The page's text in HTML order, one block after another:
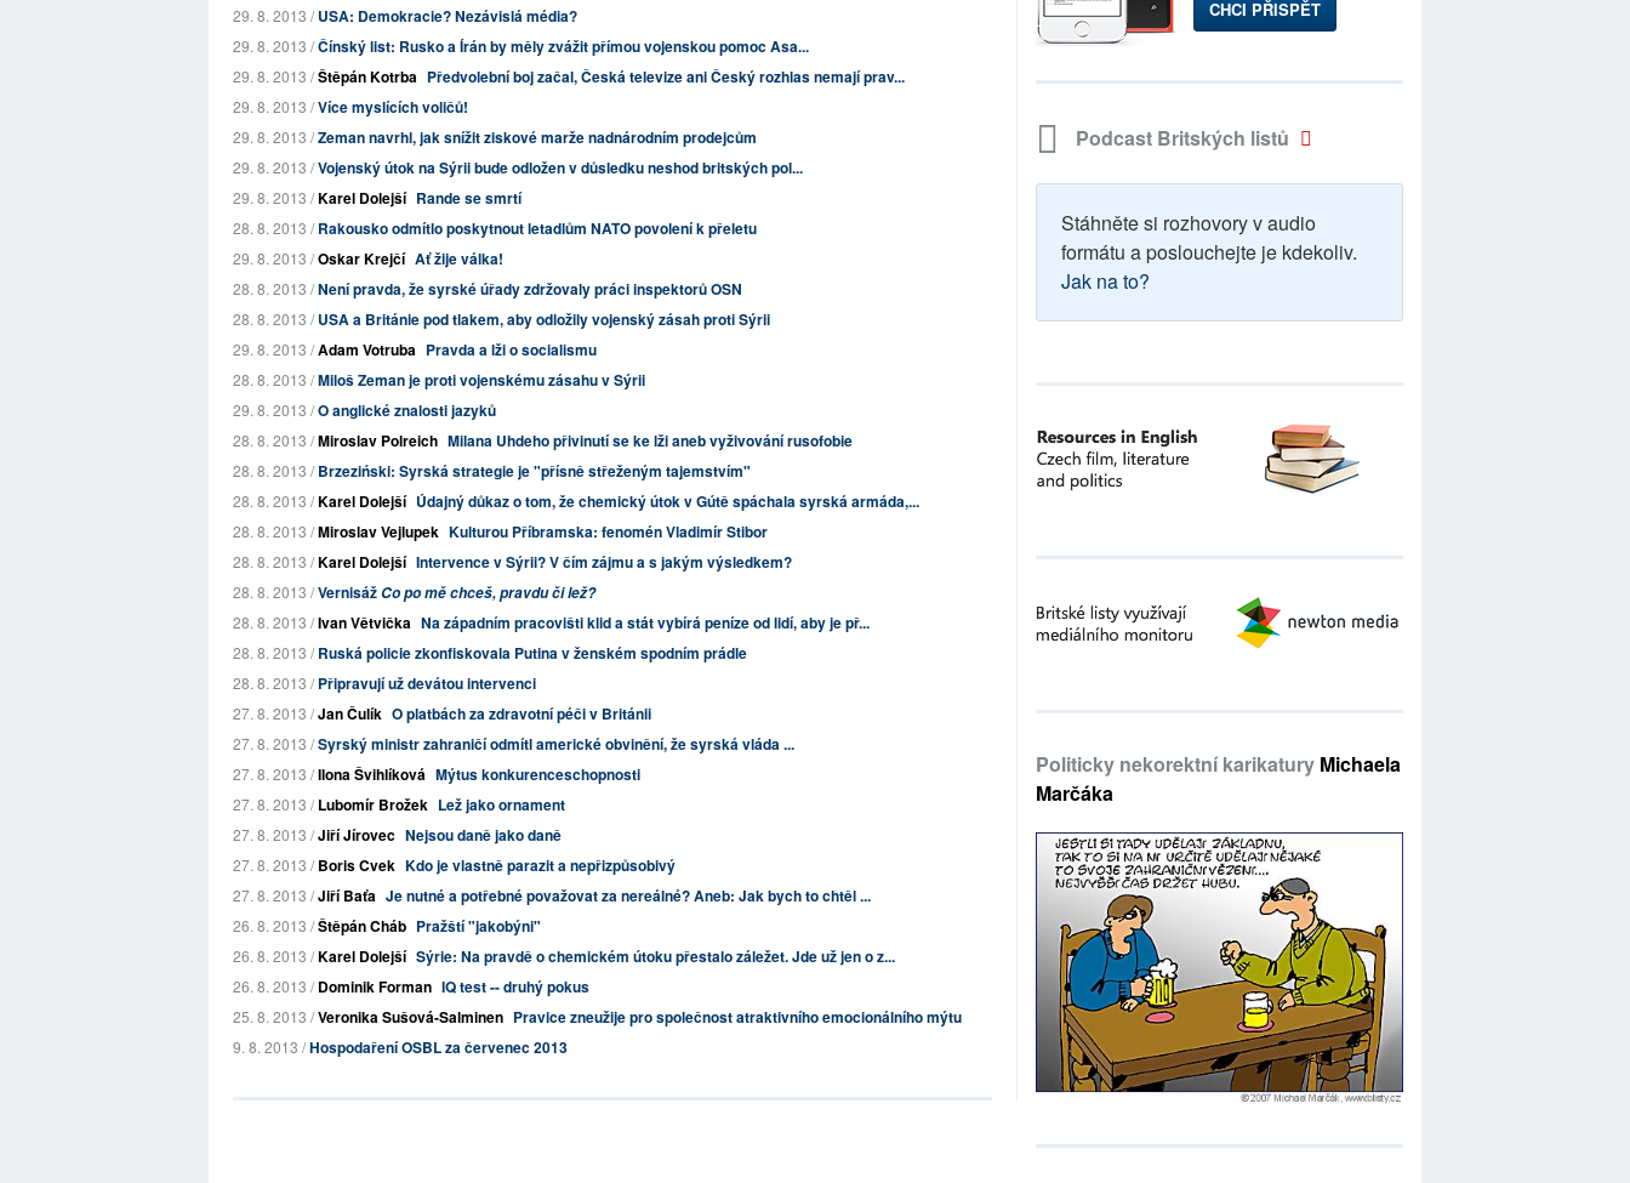
29. 8. 2013 /USA: Demokracie? Nezávislá média?
29. 8. 2013 /Čínský list: Rusko a Írán by měly zvážit přímou vojenskou pomoc Asa...
29. 8. 2013 /Štěpán Kotrba Předvolební boj začal, Česká televize ani Český rozhlas nemají prav...
29. 8. 2013 /Více myslících voličů!
29. 8. 2013 /Zeman navrhl, jak snížit ziskové marže nadnárodním prodejcům
29. 8. 2013 /Vojenský útok na Sýrii bude odložen v důsledku neshod britských pol...
29. 8. 2013 /Karel Dolejší Rande se smrtí
28. 8. 2013 /Rakousko odmítlo poskytnout letadlům NATO povolení k přeletu
29. 8. 2013 /Oskar Krejčí Ať žije válka!
28. 8. 2013 /Není pravda, že syrské úřady zdržovaly práci inspektorů OSN
28. 8. 2013 /USA a Británie pod tlakem, aby odložily vojenský zásah proti Sýrii
29. 8. 2013 /Adam Votruba Pravda a lži o socialismu
28. 8. 2013 /Miloš Zeman je proti vojenskému zásahu v Sýrii
29. 8. 2013 /O anglické znalosti jazyků
28. 8. 2013 /Miroslav Polreich Milana Uhdeho přivinutí se ke lži aneb vyživování rusofobie
28. 8. 2013 /Brzeziński: Syrská strategie je "přísně střeženým tajemstvím"
28. 8. 2013 /Karel Dolejší Údajný důkaz o tom, že chemický útok v Gútě spáchala syrská armáda,...
28. 8. 2013 /Miroslav Vejlupek Kulturou Příbramska: fenomén Vladimír Stibor
28. 8. 2013 /Karel Dolejší Intervence v Sýrii? V čím zájmu a s jakým výsledkem?
28. 8. 2013 /VernisážCo po mě chceš, pravdu či lež?
28. 8. 2013 /Ivan Větvička Na západním pracovišti klid a stát vybírá peníze od lidí, aby je př...
28. 8. 2013 /Ruská policie zkonfiskovala Putina v ženském spodním prádle
28. 8. 2013 /Připravují už devátou intervenci
27. 8. 2013 /Jan Čulík O platbách za zdravotní péči v Británii
27. 8. 2013 /Syrský ministr zahraničí odmítl americké obvinění, že syrská vláda ...
27. 8. 2013 /Ilona Švihlíková Mýtus konkurenceschopnosti
27. 8. 2013 /Lubomír Brožek Lež jako ornament
27. 8. 2013 /Jiří Jírovec Nejsou daně jako daně
27. 8. 2013 /Boris Cvek Kdo je vlastně parazit a nepřizpůsobivý
27. 8. 2013 /Jiří Baťa Je nutné a potřebné považovat za nereálné? Aneb: Jak bych to chtěl ...
26. 8. 2013 /Štěpán Cháb Pražští "jakobýni"
26. 8. 2013 /Karel Dolejší Sýrie: Na pravdě o chemickém útoku přestalo záležet. Jde už jen o z...
26. 8. 2013 /Dominik Forman IQ test -- druhý pokus
25. 8. 2013 /Veronika Sušová-Salminen Pravice zneužije pro společnost atraktivního emocionálního mýtu
9. 8. 2013 /Hospodaření OSBL za červenec 2013
CHCI PŘISPĚT
Podcast Britských listů
Stáhněte si rozhovory v audio
formátu a poslouchejte je kdekoliv.
Jak na to?
Politicky nekorektní karikatury Michaela
Marčáka